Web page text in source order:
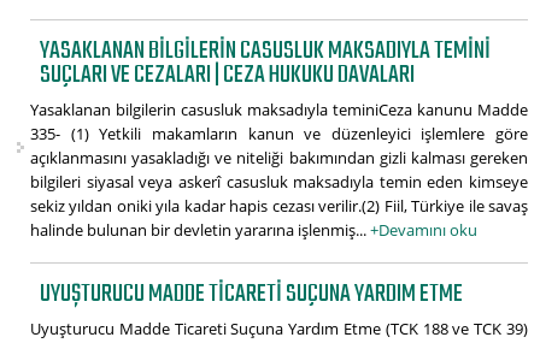
YASAKLANAN BILGILERIN CASUSLUK MAKSADIYLA TEMINI
SUÇLARI VE CEZALARI | CEZA HUKUKU DAVALARI
Yasaklanan bilgilerin casusluk maksadıyla teminiCeza kanunu Madde
335- (1) Yetkili makamların kanun ve düzenleyici işlemlere göre
açıklanmasını yasakladığı ve niteliği bakımından gizli kalması gereken
bilgileri siyasal veya askerî casusluk maksadıyla temin eden kimseye
sekiz yıldan oniki yıla kadar hapis cezası verilir.(2) Fiil, Türkiye ile savaş
halinde bulunan bir devletin yararına işlenmiş...+Devamını oku
UYUŞTURUCU MADDE TICARETI SUÇUNA YARDIM ETME
Uyuşturucu Madde Ticareti Suçuna Yardım Etme (TCK 188 ve TCK 39)